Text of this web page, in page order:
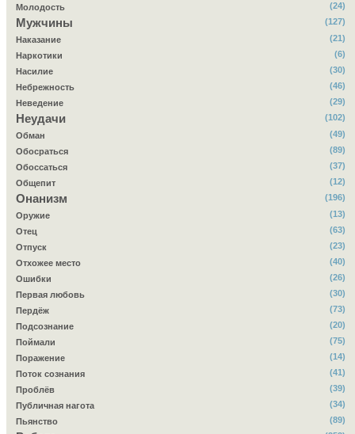
Молодость
(24)
Мужчины
(127)
Наказание
(21)
Наркотики
(6)
Насилие
(30)
Небрежность
(46)
Неведение
(29)
Неудачи
(102)
Обман
(49)
Обосраться
(89)
Обоссаться
(37)
Общепит
(12)
Онанизм
(196)
Оружие
(13)
Отец
(63)
Отпуск
(23)
Отхожее место
(40)
Ошибки
(26)
Первая любовь
(30)
Пердёж
(73)
Подсознание
(20)
Поймали
(75)
Поражение
(14)
Поток сознания
(41)
Проблёв
(39)
Публичная нагота
(34)
Пьянство
(89)